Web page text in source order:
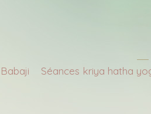
Séances kriya hatha